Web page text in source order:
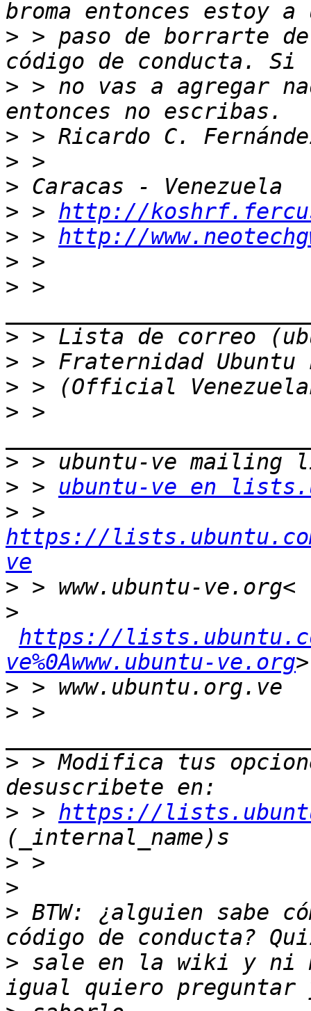
> > paso de borrarte
> > no vas a agregar
>
>
>
> > http://
> > http://
>
> >
>
>
>
> >
>
> > ubuntu-ve en
>
https://
ve
>
>
https://
ve%0Awww.ubuntu-ve.org
>
> >
> > Modifica tus
> > https://
>
>
> BTW: ¿alguien sabe
> sale en la wiki y ni